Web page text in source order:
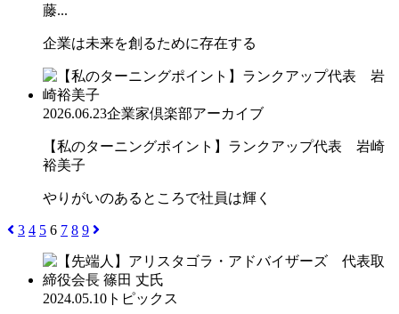
藤...
企業は未来を創るために存在する
2026.06.23企業家倶楽部アーカイブ
【私のターニングポイント】ランクアップ代表 岩崎
裕美子
やりがいのあるところで社員は輝く
3 4 5 6 7 8 9
2024.05.10 トピックス